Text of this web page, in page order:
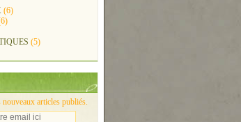
(6)
(5)
articles publiés.